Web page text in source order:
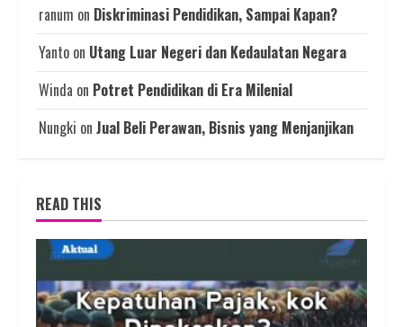
ranum on Diskriminasi Pendidikan, Sampai Kapan?
Yanto on Utang Luar Negeri dan Kedaulatan Negara
Winda on Potret Pendidikan di Era Milenial
Nungki on Jual Beli Perawan, Bisnis yang Menjanjikan
READ THIS